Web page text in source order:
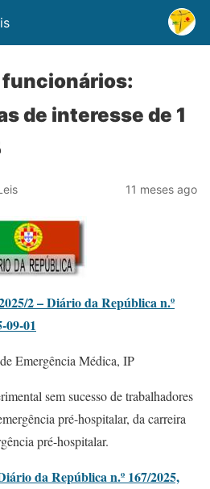
de interesse de 1
11 meses ago
2 – Diário da República n.º
09-01
Emergência Médica, IP
sem sucesso de trabalhadores
pré-hospitalar, da carreira
pré-hospitalar.
da República n.º 167/2025,